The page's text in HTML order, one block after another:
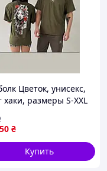
Цветок, унисекс,
хаки, размеры S-XXL
₴
Купить